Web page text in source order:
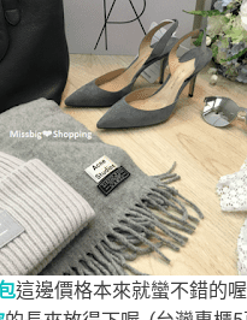
這邊價格本來就蠻不錯的喔